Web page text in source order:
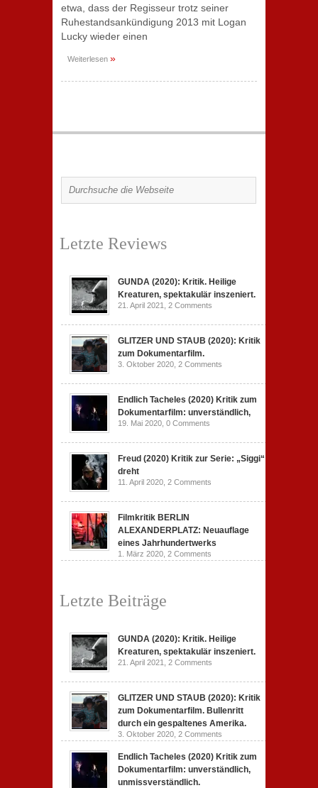
etwa, dass der Regisseur trotz seiner
Ruhestandsankündigung 2013 mit Logan
Lucky wieder einen
Weiterlesen »
Letzte Reviews
GUNDA (2020): Kritik. Heilige
Kreaturen, spektakulär inszeniert.
21. April 2021, 2 Comments
GLITZER UND STAUB (2020): Kritik
zum Dokumentarfilm.
3. Oktober 2020, 2 Comments
Endlich Tacheles (2020) Kritik zum
Dokumentarfilm: unverständlich,
19. Mai 2020, 0 Comments
Freud (2020) Kritik zur Serie: „Siggi“
dreht
11. April 2020, 2 Comments
Filmkritik BERLIN
ALEXANDERPLATZ: Neuauflage
eines Jahrhundertwerks
1. März 2020, 2 Comments
Letzte Beiträge
GUNDA (2020): Kritik. Heilige
Kreaturen, spektakulär inszeniert.
21. April 2021, 2 Comments
GLITZER UND STAUB (2020): Kritik
zum Dokumentarfilm. Bullenritt
durch ein gespaltenes Amerika.
3. Oktober 2020, 2 Comments
Endlich Tacheles (2020) Kritik zum
Dokumentarfilm: unverständlich,
unmissverständlich.